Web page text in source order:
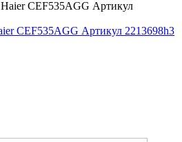
CEF535AGG Артикул 2213698h3